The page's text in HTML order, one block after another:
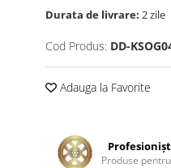
Durata de livrare: 2 zile
Cod Produs: DD-
Adauga la Favorite
Produse